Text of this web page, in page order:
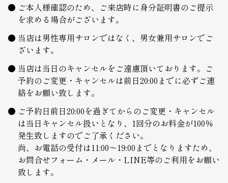
ご本人様確認のため、ご来店時に身分証明書のご提示
を求める場合がございます。
当店は男性専用サロンではなく、男女兼用サロンでご
ざいます。
当店は当日のキャンセルをご遠慮頂いております。ご
予約のご変更・キャンセルは前日20:00までに必ずご連
絡をお願い致します。
ご予約日前日20:00を過ぎてからのご変更・キャンセル
は当日キャンセル扱いとなり、1回分のお料金が100％
発生致しますのでご了承ください。
尚、お電話の受付は11:00～19:00までとなりますため、
お問合せフォーム・メール・LINE等のご利用をお願い
致します。